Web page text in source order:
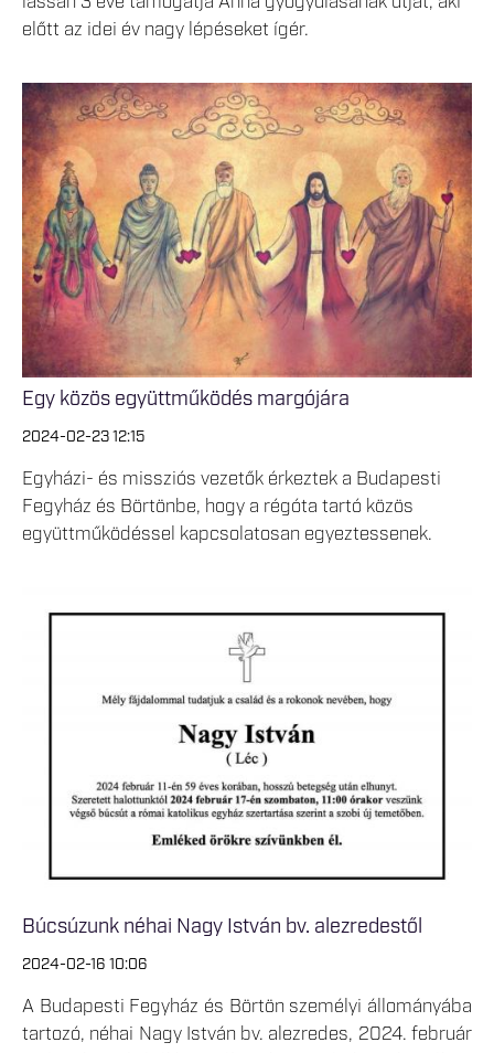
előtt az idei év nagy lépéseket ígér.
Egy közös együttműködés margójára
2024-02-23 12:15
Egyházi- és missziós vezetők érkeztek a Budapesti
Fegyház és Börtönbe, hogy a régóta tartó közös
együttműködéssel kapcsolatosan egyeztessenek.
Búcsúzunk néhai Nagy István bv. alezredestől
2024-02-16 10:06
A Budapesti Fegyház és Börtön személyi állományába
tartozó, néhai Nagy István bv. alezredes, 2024. február